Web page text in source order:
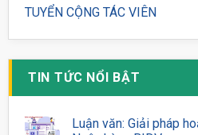
TUYỂN CỘNG TÁC VIÊN
TIN TỨC NỔI BẬT
Luận văn: Giải pháp